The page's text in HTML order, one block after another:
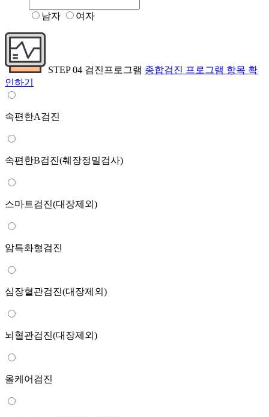
남자 여자
STEP 04 검진프로그램 종합검진 프로그램 항목 확
인하기
속편한A검진
속편한B검진(췌장정밀검사)
스마트검진(대장제외)
암특화형검진
심장혈관검진(대장제외)
뇌혈관검진(대장제외)
올케어검진